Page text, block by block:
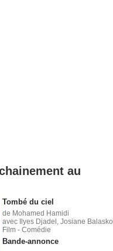
au
Tombé du ciel
de Mohamed Hamidi
avec Ilyes Djadel, Josiane Balasko
Film - Comédie
Bande-annonce